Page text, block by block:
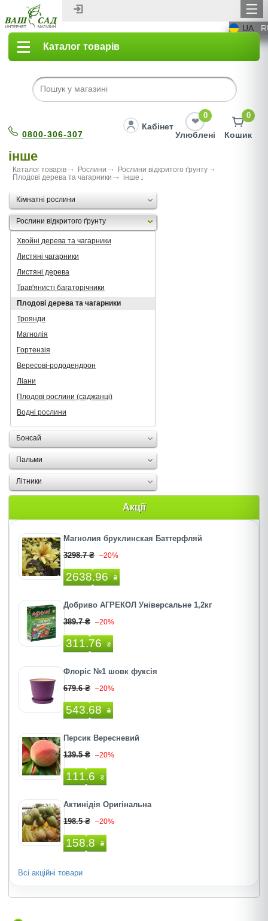
UA
Каталог товарів
0800-306-307
Кабінет
0
Улюблені
0
Кошик
інше
Каталог товарів Рослини
Рослини відкритого ґрунту
Плодові дерева та чагарники
інше
Кімнатні рослини
Рослини відкритого ґрунту
Хвойні дерева та чагарники
Листяні чагарники
Листяні дерева
Трав'янисті багаторічники
Плодові дерева та чагарники
Троянди
Магнолія
Гортензія
Вересові-рододендрон
Ліани
Плодові рослини (саджанці)
Водні рослини
Бонсай
Пальми
Літники
Акції
Магнолия бруклинская Баттерфляй
3298.7 ₴ –20%
2638.96 ₴
Добриво АГРЕКОЛ Універсальне 1,2кг
389.7 ₴ –20%
311.76 ₴
Флоріс №1 шовк фуксія
679.6 ₴ –20%
543.68 ₴
Персик Вересневий
139.5 ₴ –20%
111.6 ₴
Актинідія Оригінальна
198.5 ₴ –20%
158.8 ₴
Всі акційні товари